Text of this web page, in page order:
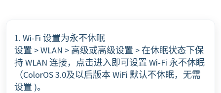
1. Wi-Fi 设置为永不休眠
设置 > WLAN > 高级或高级设置 > 在休眠状态下保
持 WLAN 连接，点击进入即可设置 Wi-Fi 永不休眠
（ColorOS 3.0及以后版本 WiFi 默认不休眠，无需
设置 )。